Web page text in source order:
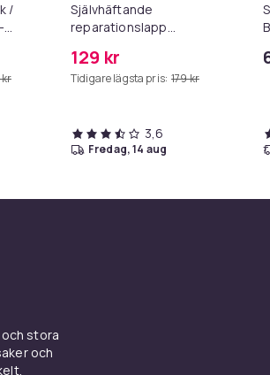
/
Självhäftande
reparationslapp
129 kr
Tidigare lägsta pris: 179 kr
3,6
fredag, 14 aug
stora
och